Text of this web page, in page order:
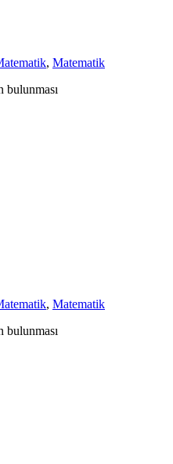
, Matematik
bulunması
, Matematik
bulunması